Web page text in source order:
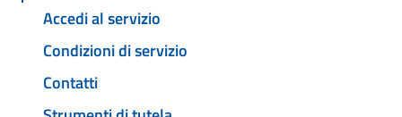
Accedi al servizio
Condizioni di servizio
Contatti